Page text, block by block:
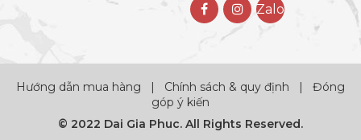
Zalo
Hướng dẫn mua hàng | Chính sách & quy định | Đóng
góp ý kiến
© 2022 Dai Gia Phuc. All Rights Reserved.